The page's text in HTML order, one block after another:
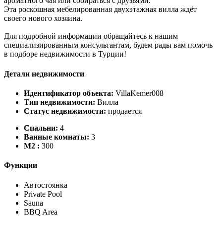
Эта роскошная мебелированная двухэтажная вилла ждёт
своего нового хозяина.
Для подробной информации обращайтесь к нашим
специализированным консультантам, будем рады вам помочь
в подборе недвижимости в Турции!
Детали недвижимости
Идентификатор объекта: VillaKemer008
Тип недвижимости: Вилла
Статус недвижимости: продается
Спальни: 4
Ванные комнаты: 3
M2 : 300
Функции
Автостоянка
Private Pool
Sauna
BBQ Area